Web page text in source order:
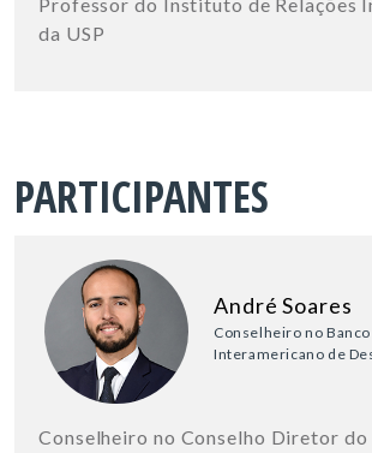
da USP
PARTICIPANTES
André Soares
Conselheiro no Banco
Interamericano de
Conselheiro no Conselho Diretor do